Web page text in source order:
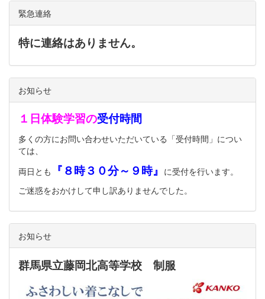
緊急連絡
特に連絡はありません。
お知らせ
１日体験学習の受付時間
多くの方にお問い合わせいただいている「受付時間」につい
ては、
両日とも
『８時３０分～９時』 に受付を行います。
ご迷惑をおかけして申し訳ありませんでした。
お知らせ
群馬県立藤岡北高等学校 制服